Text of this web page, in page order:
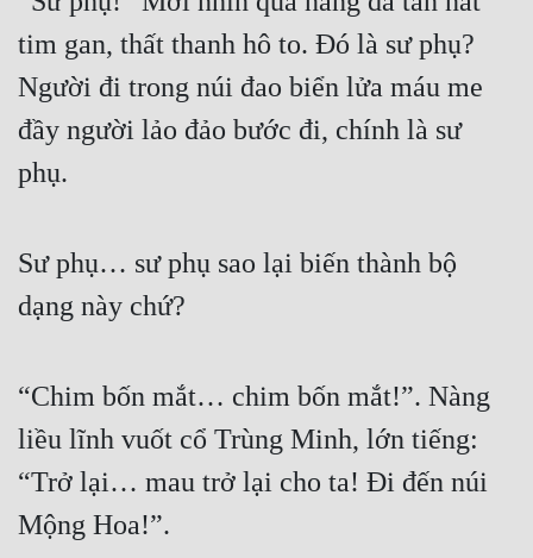
tim gan, thất thanh hô to. Đó là sư phụ?
Người đi trong núi đao biển lửa máu me
đầy người lảo đảo bước đi, chính là sư
phụ.
Sư phụ… sư phụ sao lại biến thành bộ
dạng này chứ?
“Chim bốn mắt… chim bốn mắt!”. Nàng
liều lĩnh vuốt cổ Trùng Minh, lớn tiếng:
“Trở lại… mau trở lại cho ta! Đi đến núi
Mộng Hoa!”.